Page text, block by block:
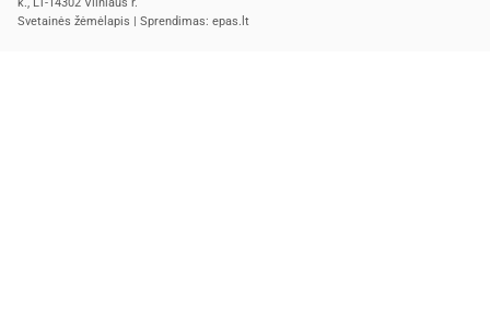
k., LT-14302 Vilniaus r.
Svetainės žėmėlapis | Sprendimas: epas.lt